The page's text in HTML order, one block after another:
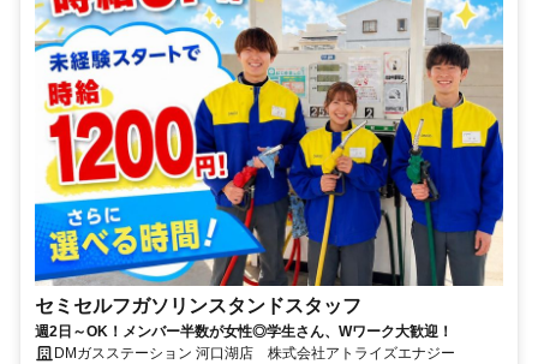
セミセルフガソリンスタンドスタッフ
週2日～OK！メンバー半数が女性◎学生さん、Wワーク大歓迎！
DMガスステーション 河口湖店 株式会社アトライズエナジー